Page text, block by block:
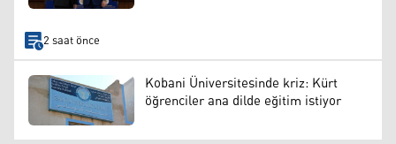
2 saat önce
Kobani Üniversitesinde kriz: Kürt
öğrenciler ana dilde eğitim istiyor